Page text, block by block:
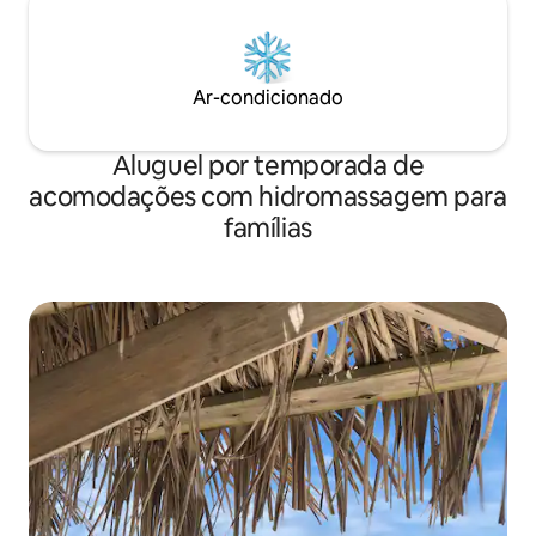
Ar-condicionado
Aluguel por temporada de
acomodações com hidromassagem para
famílias